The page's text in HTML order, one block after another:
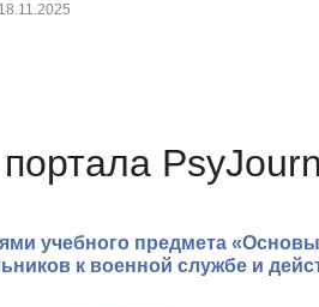
учебного предмета
к военной службе и